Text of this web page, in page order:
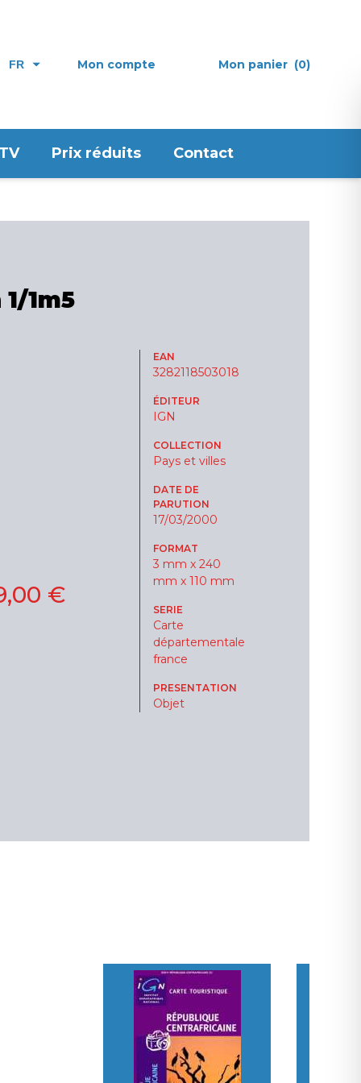
FR Mon compte Mon panier (0)
Prix réduits Contact
1m5
EAN
3282118503018
ÉDITEUR
IGN
COLLECTION
Pays et villes
DATE DE
PARUTION
17/03/2000
FORMAT
3 mm x 240
mm x 110 mm
SERIE
Carte
départementale
france
PRESENTATION
Objet
€